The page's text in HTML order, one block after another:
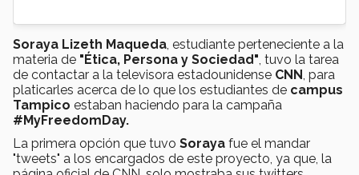
Soraya Lizeth Maqueda, estudiante perteneciente a la
materia de "Ética, Persona y Sociedad", tuvo la tarea
de contactar a la televisora estadounidense CNN, para
platicarles acerca de lo que los estudiantes de campus
Tampico estaban haciendo para la campaña
#MyFreedomDay.
La primera opción que tuvo Soraya fue el mandar
"tweets" a los encargados de este proyecto, ya que, la